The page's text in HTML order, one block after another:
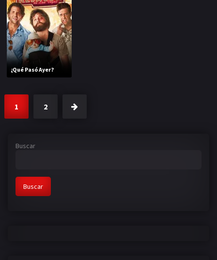
¿Qué Pasó Ayer?
1 2
Buscar
Buscar